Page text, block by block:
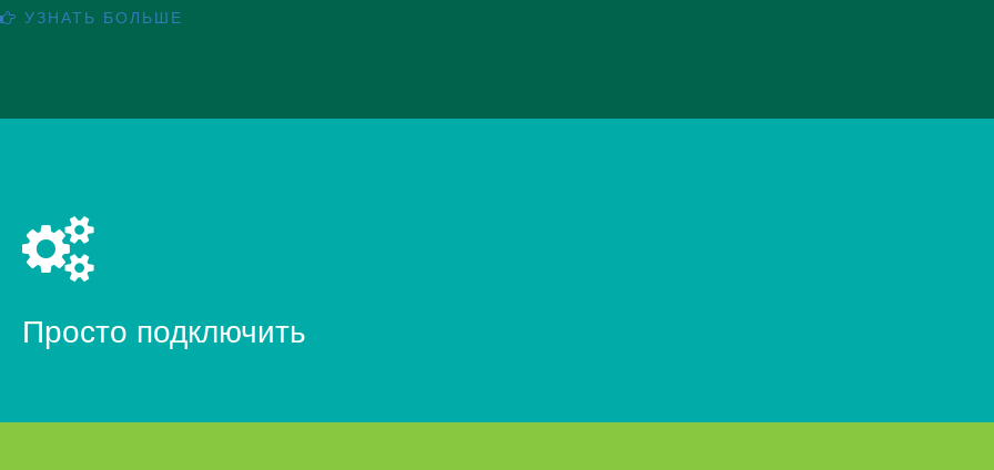
УЗНАТЬ БОЛЬШЕ
Просто подключить